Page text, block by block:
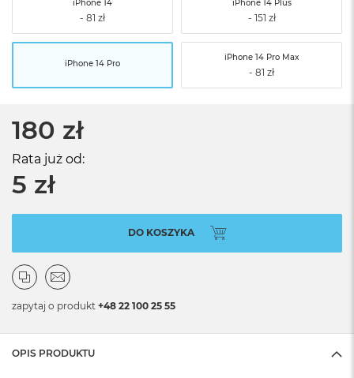
iPhone 14 iPhone 14 Plus
iPhone 14 Pro
iPhone 14 Pro Max
180 zł
Rata już od:
5 zł
DO KOSZYKA
zapytaj o produkt +48 22 100 25 55
OPIS PRODUKTU